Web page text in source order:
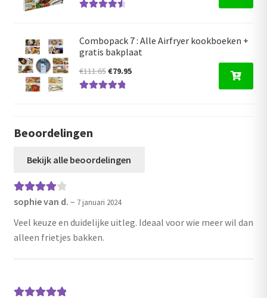
prijs
Combopack 7 : Alle Airfryer kookboeken +
gratis bakplaat
€111.65Oorspronkelijke
prijs
€79.95Huidige
Beoordelingen
Bekijk alle beoordelingen
Gewaarde
sophie van d. – 7 januari 2024
Veel keuze en duidelijke uitleg. Ideaal voor wie meer wil dan
alleen frietjes bakken.